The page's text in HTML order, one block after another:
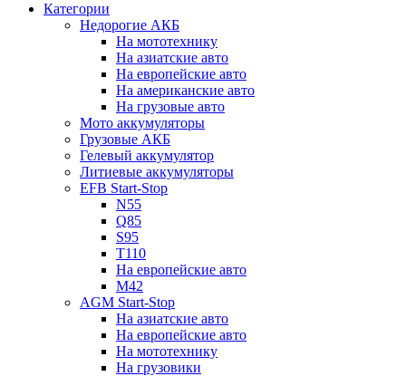
Категории
Недорогие АКБ
На мототехнику
На азиатские авто
На европейские авто
На американские авто
На грузовые авто
Мото аккумуляторы
Грузовые АКБ
Гелевый аккумулятор
Литиевые аккумуляторы
EFB Start-Stop
N55
Q85
S95
T110
На европейские авто
M42
AGM Start-Stop
На азиатские авто
На европейские авто
На мототехнику
На грузовики